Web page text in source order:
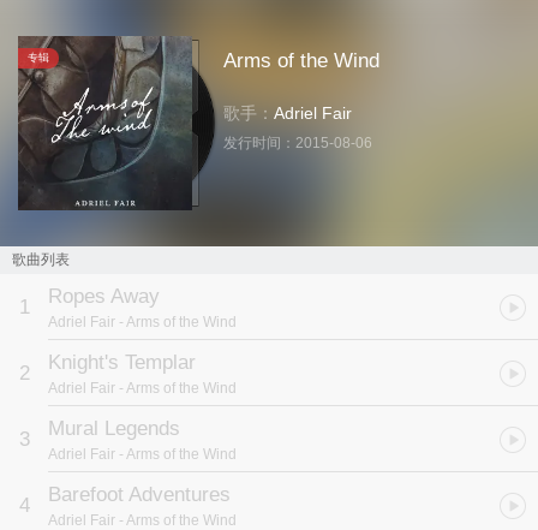
专辑 Arms of the Wind
歌手： Adriel Fair
发行时间： 2015-08-06
歌曲列表
1 Ropes Away
Adriel Fair - Arms of the Wind
2 Knight's Templar
Adriel Fair - Arms of the Wind
3 Mural Legends
Adriel Fair - Arms of the Wind
4 Barefoot Adventures
Adriel Fair - Arms of the Wind